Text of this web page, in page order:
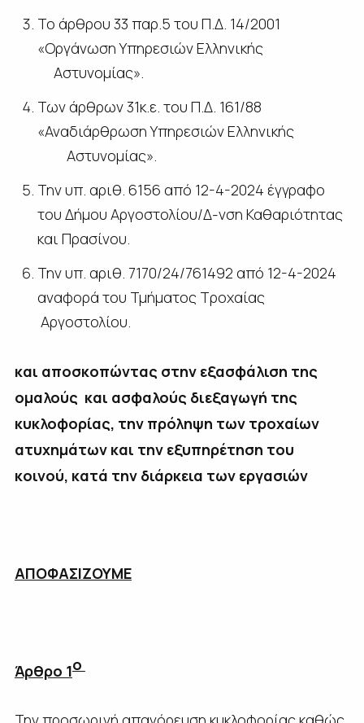
Το άρθρου 33 παρ.5 του Π.Δ. 14/2001
«Οργάνωση Υπηρεσιών Ελληνικής
Αστυνομίας».
Των άρθρων 31κ.ε. του Π.Δ. 161/88
«Αναδιάρθρωση Υπηρεσιών Ελληνικής
Αστυνομίας».
Την υπ. αριθ. 6156 από 12-4-2024 έγγραφο
του Δήμου Αργοστολίου/Δ-νση Καθαριότητας
και Πρασίνου.
Την υπ. αριθ. 7170/24/761492 από 12-4-2024
αναφορά του Τμήματος Τροχαίας
Αργοστολίου.
και αποσκοπώντας στην εξασφάλιση της
ομαλούς και ασφαλούς διεξαγωγή της
κυκλοφορίας, την πρόληψη των τροχαίων
ατυχημάτων και την εξυπηρέτηση του
κοινού, κατά την διάρκεια των εργασιών
ΑΠΟΦΑΣΙΖΟΥΜΕ
Άρθρο 1ο